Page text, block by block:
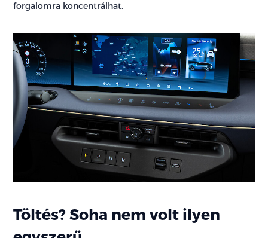
forgalomra koncentrálhat.
Töltés? Soha nem volt ilyen